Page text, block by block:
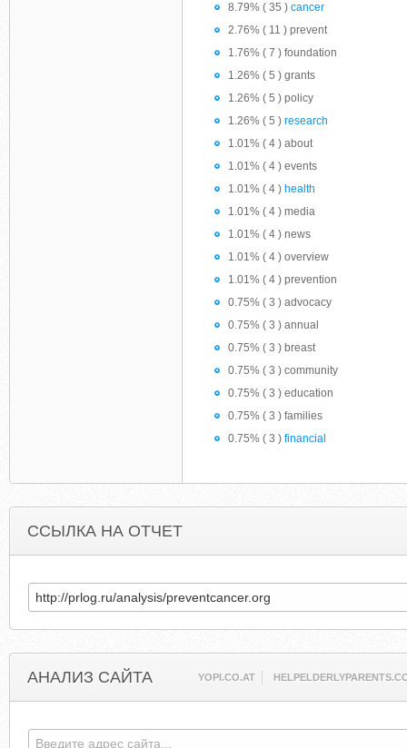
8.79% ( 35 ) cancer
2.76% ( 11 ) prevent
1.76% ( 7 ) foundation
1.26% ( 5 ) grants
1.26% ( 5 ) policy
1.26% ( 5 ) research
1.01% ( 4 ) about
1.01% ( 4 ) events
1.01% ( 4 ) health
1.01% ( 4 ) media
1.01% ( 4 ) news
1.01% ( 4 ) overview
1.01% ( 4 ) prevention
0.75% ( 3 ) advocacy
0.75% ( 3 ) annual
0.75% ( 3 ) breast
0.75% ( 3 ) community
0.75% ( 3 ) education
0.75% ( 3 ) families
0.75% ( 3 ) financial
ССЫЛКА НА ОТЧЕТ
АНАЛИЗ САЙТА YOPI.CO.AT